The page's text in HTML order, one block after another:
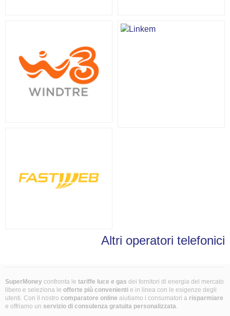
Altri operatori telefonici
SuperMoney confronta le tariffe luce e gas dei fornitori di energia del mercato
libero e seleziona le offerte più convenienti e in linea con le esigenze degli
utenti. Con il nostro comparatore online aiutiamo i consumatori a risparmiare
e offriamo un servizio di consulenza gratuita personalizzata.